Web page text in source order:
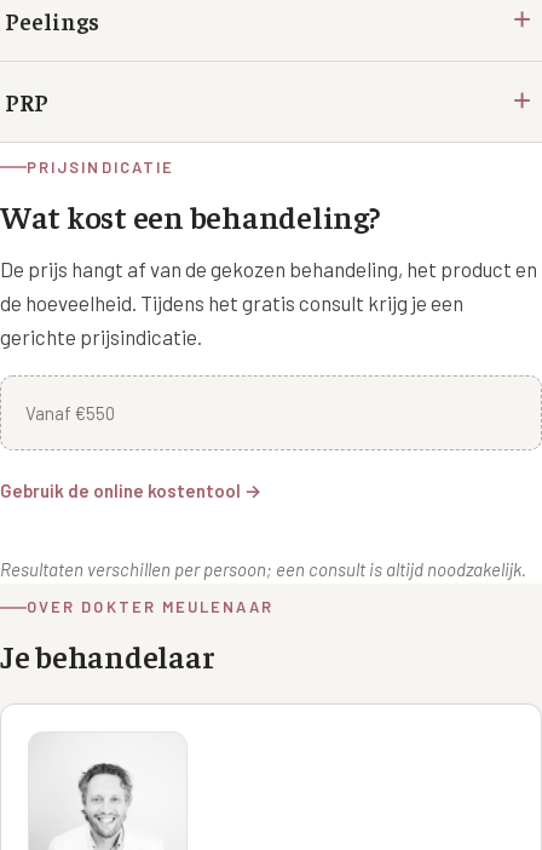
Peelings +
PRP +
PRIJSINDICATIE
Wat kost een behandeling?
De prijs hangt af van de gekozen behandeling, het product en
de hoeveelheid. Tijdens het gratis consult krijg je een
gerichte prijsindicatie.
Vanaf €550
Gebruik de online kostentool →
Resultaten verschillen per persoon; een consult is altijd noodzakelijk.
OVER DOKTER MEULENAAR
Je behandelaar